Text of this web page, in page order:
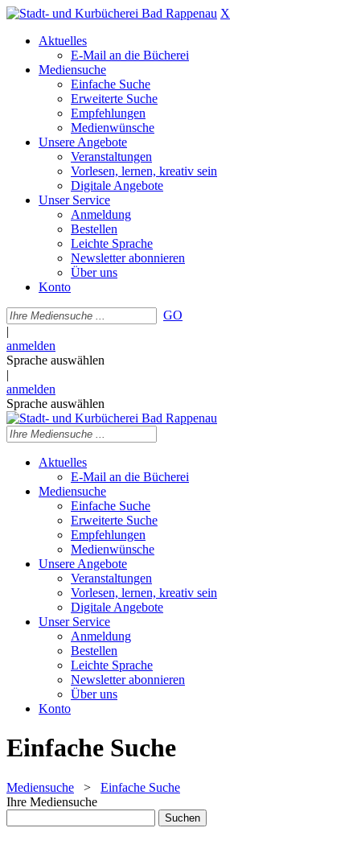
X
Aktuelles
E-Mail an die Bücherei
Mediensuche
Einfache Suche
Erweiterte Suche
Empfehlungen
Medienwünsche
Unsere Angebote
Veranstaltungen
Vorlesen, lernen, kreativ sein
Digitale Angebote
Unser Service
Anmeldung
Bestellen
Leichte Sprache
Newsletter abonnieren
Über uns
Konto
GO
|
anmelden
Sprache auswählen
|
anmelden
Sprache auswählen
Aktuelles
E-Mail an die Bücherei
Mediensuche
Einfache Suche
Erweiterte Suche
Empfehlungen
Medienwünsche
Unsere Angebote
Veranstaltungen
Vorlesen, lernen, kreativ sein
Digitale Angebote
Unser Service
Anmeldung
Bestellen
Leichte Sprache
Newsletter abonnieren
Über uns
Konto
Einfache Suche
Mediensuche > Einfache Suche
Ihre Mediensuche